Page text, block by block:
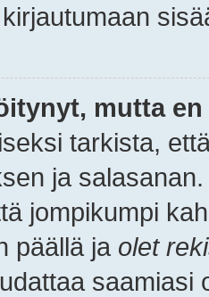
mutta
tarkista,
ja
jompikumpi
päällä ja olet
saamiasi